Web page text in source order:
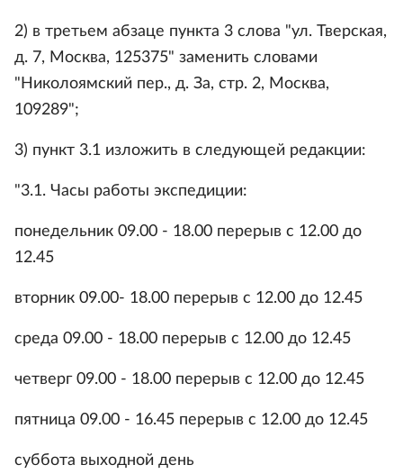
2) в третьем абзаце пункта 3 слова "ул. Тверская,
д. 7, Москва, 125375" заменить словами
"Николоямский пер., д. За, стр. 2, Москва,
109289";
3) пункт 3.1 изложить в следующей редакции:
"3.1. Часы работы экспедиции:
понедельник 09.00 - 18.00 перерыв с 12.00 до
12.45
вторник 09.00- 18.00 перерыв с 12.00 до 12.45
среда 09.00 - 18.00 перерыв с 12.00 до 12.45
четверг 09.00 - 18.00 перерыв с 12.00 до 12.45
пятница 09.00 - 16.45 перерыв с 12.00 до 12.45
суббота выходной день